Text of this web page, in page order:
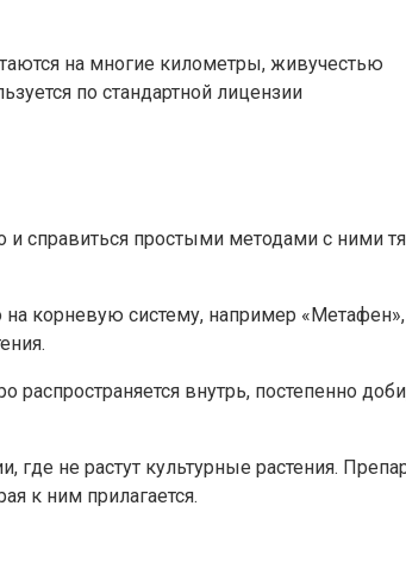
на многие километры, живучестью
по стандартной лицензии
и справиться простыми методами с
корневую систему, например
распространяется внутрь, постепенно
где не растут культурные растения.
к ним прилагается.